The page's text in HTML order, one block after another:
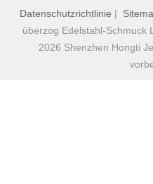
Datenschutzrichtlinie |
überzog Edelstahl-Schmuck
2026 Shenzhen Hongti